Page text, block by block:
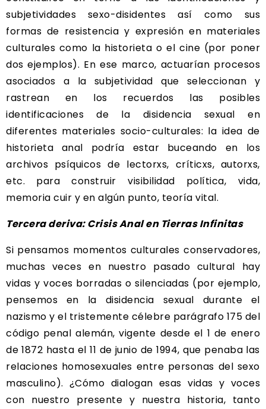
subjetividades sexo-disidentes así como sus
formas de resistencia y expresión en materiales
culturales como la historieta o el cine (por poner
dos ejemplos). En ese marco, actuarían procesos
asociados a la subjetividad que seleccionan y
rastrean en los recuerdos las posibles
identificaciones de la disidencia sexual en
diferentes materiales socio-culturales: la idea de
historieta anal podría estar buceando en los
archivos psíquicos de lectorxs, críticxs, autorxs,
etc. para construir visibilidad política, vida,
memoria cuir y en algún punto, teoría vital.
Tercera deriva: Crisis Anal en Tierras Infinitas
Si pensamos momentos culturales conservadores,
muchas veces en nuestro pasado cultural hay
vidas y voces borradas o silenciadas (por ejemplo,
pensemos en la disidencia sexual durante el
nazismo y el tristemente célebre parágrafo 175 del
código penal alemán, vigente desde el 1 de enero
de 1872 hasta el 11 de junio de 1994, que penaba las
relaciones homosexuales entre personas del sexo
masculino). ¿Cómo dialogan esas vidas y voces
con nuestro presente y nuestra historia, tanto